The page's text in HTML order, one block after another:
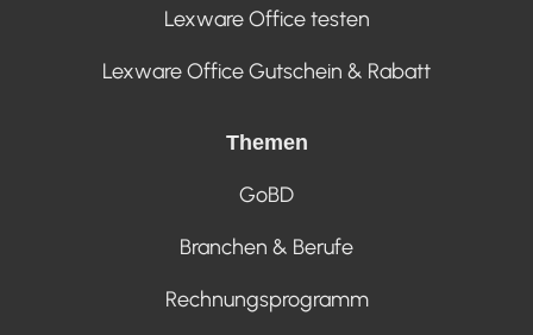
Lexware Office testen
Lexware Office Gutschein & Rabatt
Themen
GoBD
Branchen & Berufe
Rechnungsprogramm